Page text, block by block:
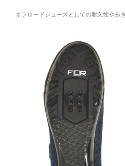
オフロードシューズとしての耐久性や歩